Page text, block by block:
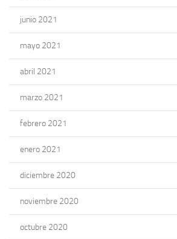
junio 2021
mayo 2021
abril 2021
marzo 2021
febrero 2021
enero 2021
diciembre 2020
noviembre 2020
octubre 2020